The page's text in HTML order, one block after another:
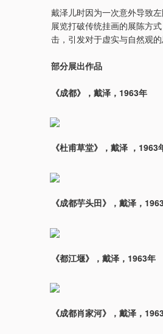
戴泽儿时因为一次意外导致
展览打破传统挂画的展陈方
击，引发对于虚实与自然观的
部分展出作品
《成都》，戴泽，1963年
《杜甫草堂》，戴泽 ，1963
《成都芋头田》，戴泽，
《都江堰》，戴泽，1963年
《成都肖家河》，戴泽，